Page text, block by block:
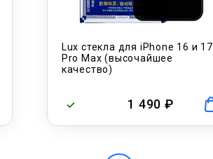
Lux стекла для iPhone 16 и 17
Pro Max (высочайшее
качество)
1 490 ₽